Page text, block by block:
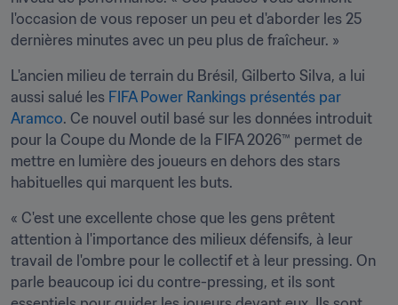
l'occasion de vous reposer un peu et d'aborder les 25
dernières minutes avec un peu plus de fraîcheur. »
L'ancien milieu de terrain du Brésil, Gilberto Silva, a lui
aussi salué les FIFA Power Rankings présentés par
Aramco. Ce nouvel outil basé sur les données introduit
pour la Coupe du Monde de la FIFA 2026™ permet de
mettre en lumière des joueurs en dehors des stars
habituelles qui marquent les buts.
« C'est une excellente chose que les gens prêtent
attention à l'importance des milieux défensifs, à leur
travail de l'ombre pour le collectif et à leur pressing. On
parle beaucoup ici du contre-pressing, et ils sont